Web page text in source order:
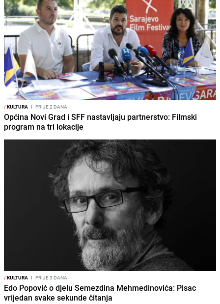
/KULTURA I PRIJE 2 DANA
Općina Novi Grad i SFF nastavljaju partnerstvo: Filmski
program na tri lokacije
/KULTURA I PRIJE 3 DANA
Edo Popović o djelu Semezdina Mehmedinovića: Pisac
vrijedan svake sekunde čitanja